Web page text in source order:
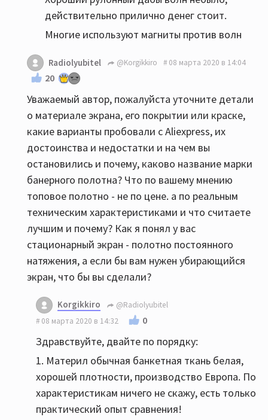
действительно прилично денег стоит.
Многие используют магниты против волн
Radiolyubitel @Korgikkiro 08 марта 2020 в 14:04
20
Уважаемый автор, пожалуйста уточните детали
о материале экрана, его покрытии или краске,
какие варианты пробовали с Aliexpress, их
достоинства и недостатки и на чем вы
остановились и почему, каково название марки
банерного полотна? Что по вашему мнению
топовое полотно - не по цене. а по реальным
техническим характеристиками и что считаете
лучшим и почему? Как я понял у вас
стационарный экран - полотно постоянного
натяжения, а если бы вам нужен убирающийся
экран, что бы вы сделали?
Korgikkiro
@Radiolyubitel
08 марта 2020 в 14:32
0
Здравствуйте, двайте по порядку:
1. Материл обычная банкетная ткань белая,
хорошей плотности, производство Европа. По
характеристикам ничего не скажу, есть только
практический опыт сравнения!